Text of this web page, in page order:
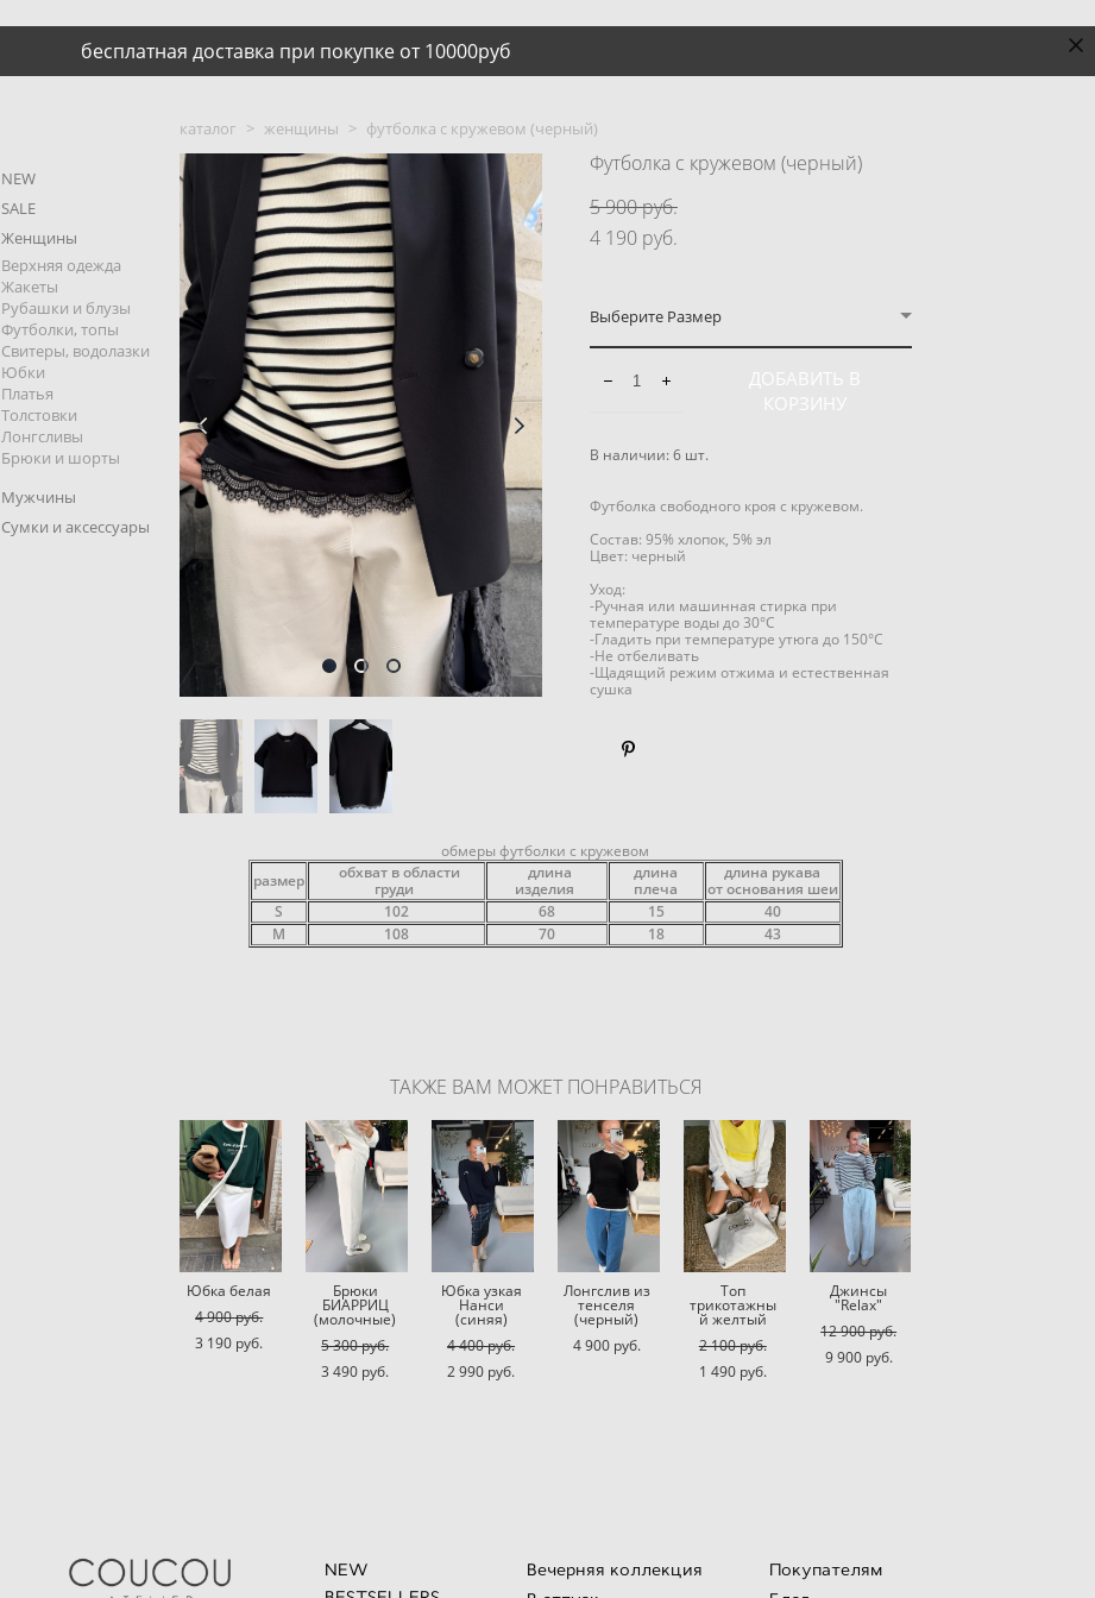
бесплатная доставка при покупке от 10000руб
NEW
SALE
Женщины
Верхняя одежда
Жакеты
Рубашки и блузы
Футболки, топы
Свитеры, водолазки
Юбки
Платья
Толстовки
Лонгсливы
Брюки и шорты
Мужчины
Сумки и аксессуары
каталог > женщины > футболка с кружевом (черный)
Футболка с кружевом (черный)
5 900 pуб.
4 190 pуб.
Выберите Размер
В наличии:6шт.
ДОБАВИТЬ В
КОРЗИНУ
Футболка свободного кроя с кружевом.
Состав: 95% хлопок, 5% эл
Цвет: черный
​Уход:
-Ручная или машинная стирка при
температуре воды до 30°C
-Гладить при температуре утюга до 150°C
-Не отбеливать
-Щадящий режим отжима и естественная
сушка
обмеры футболки с кружевом
размер
обхват в области
груди
длина
изделия
длина
плеча
длина рукава
от основания шеи
S
102 68 15
40
M
108 70 18 43
ТАКЖЕ ВАМ МОЖЕТ ПОНРАВИТЬСЯ
Юбка белая
4 900 pуб.
3 190 pуб.
Брюки
БИАРРИЦ
(молочные)
5 300 pуб.
3 490 pуб.
Юбка узкая
Нанси
(синяя)
4 400 pуб.
2 990 pуб.
Лонгслив из
тенселя
(черный)
4 900 pуб.
Топ
трикотажны
й желтый
2 100 pуб.
1 490 pуб.
Джинсы
"Relax"
12 900 pуб.
9 900 pуб.
NEW
Вечерняя коллекция
Покупателям